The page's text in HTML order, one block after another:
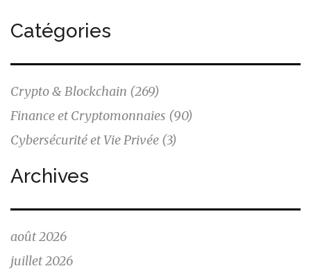
Catégories
Crypto & Blockchain (269)
Finance et Cryptomonnaies (90)
Cybersécurité et Vie Privée (3)
Archives
août 2026
juillet 2026